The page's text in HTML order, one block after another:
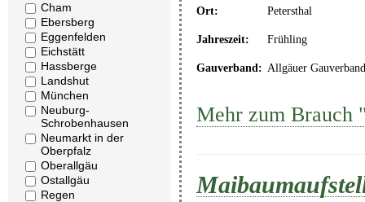
Cham
Ebersberg
Eggenfelden
Eichstätt
Hassberge
Landshut
München
Neuburg-
Schrobenhausen
Neumarkt in der
Oberpfalz
Oberallgäu
Ostallgäu
Regen
Ort: Petersthal
Jahreszeit: Frühling
Gauverband: Allgäuer Gauverband
Mehr zum Brauch